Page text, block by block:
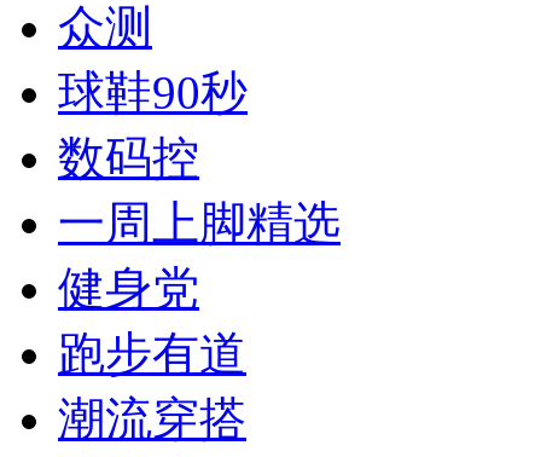
众测
球鞋90秒
数码控
一周上脚精选
健身党
跑步有道
潮流穿搭